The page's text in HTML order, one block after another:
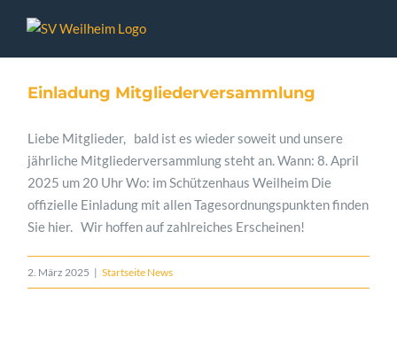
Inhalt
springen
Einladung Mitgliederversammlung
Liebe Mitglieder, bald ist es wieder soweit und unsere
jährliche Mitgliederversammlung steht an. Wann: 8. April
2025 um 20 Uhr Wo: im Schützenhaus Weilheim Die
offizielle Einladung mit allen Tagesordnungspunkten finden
Sie hier. Wir hoffen auf zahlreiches Erscheinen!
2. März 2025 | Startseite News